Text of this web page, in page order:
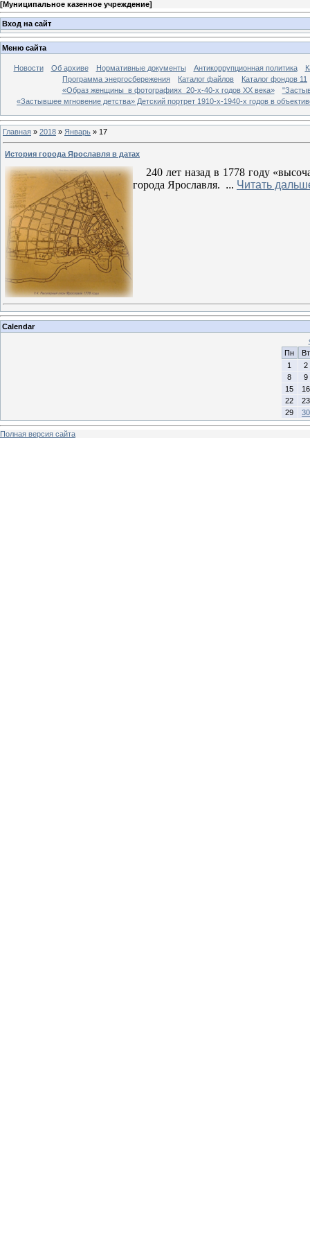
[Муниципальное казенное учреждение]
Вход на сайт
Меню сайта
Новости Об архиве Нормативные документы Антикоррупционная политика
Программа энергосбережения
Каталог файлов
Каталог фондов 11
«Образ женщины в фотографиях 20-х-40-х годов ХХ века»
«Застывшее мгновение детства» Детский портрет 1910-х-1940-х годов в
Главная » 2018 » Январь » 17
История города Ярославля в датах
240 лет назад в 1778 году
города Ярославля. ... Читать
Calendar
Пн
Вт
1
2
8
9
15
16
22
23
29
30
Полная версия сайта